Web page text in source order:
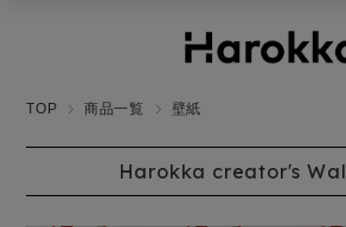
TOP 商品一覧 壁紙
Harokka creator's